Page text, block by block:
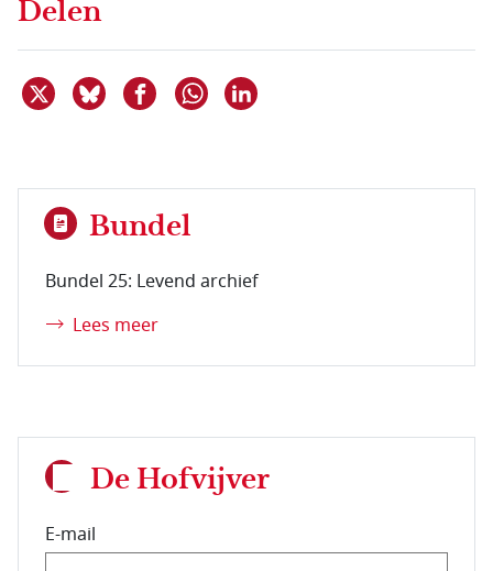
Delen
Deel dit item op X
Deel dit item op Bluesky
Deel dit item op Facebook
Delen via WhatsApp
Bundel
Bundel 25: Levend archief
Lees meer
De Hofvijver
E-mail